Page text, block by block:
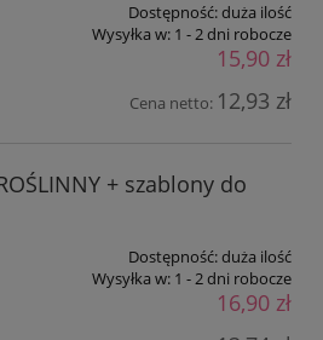
Dostępność:duża ilość
Wysyłka w: 1 - 2 dni robocze
15,90 zł
Cena netto: 12,93 zł
+ szablony do
Dostępność:duża ilość
Wysyłka w: 1 - 2 dni robocze
16,90 zł